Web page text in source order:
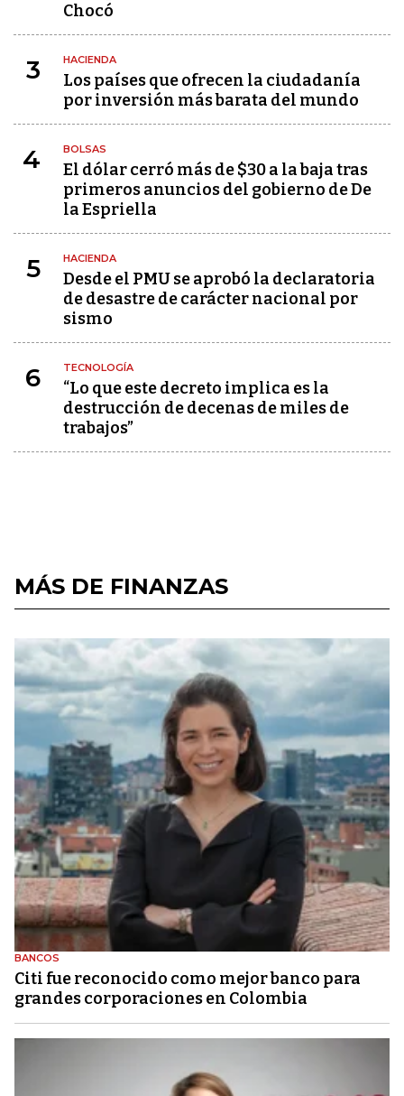
Chocó
3 HACIENDA
Los países que ofrecen la ciudadanía
por inversión más barata del mundo
4 BOLSAS
El dólar cerró más de $30 a la baja tras
primeros anuncios del gobierno de De
la Espriella
5 HACIENDA
Desde el PMU se aprobó la declaratoria
de desastre de carácter nacional por
sismo
6 TECNOLOGÍA
“Lo que este decreto implica es la
destrucción de decenas de miles de
trabajos”
MÁS DE FINANZAS
BANCOS
Citi fue reconocido como mejor banco para
grandes corporaciones en Colombia